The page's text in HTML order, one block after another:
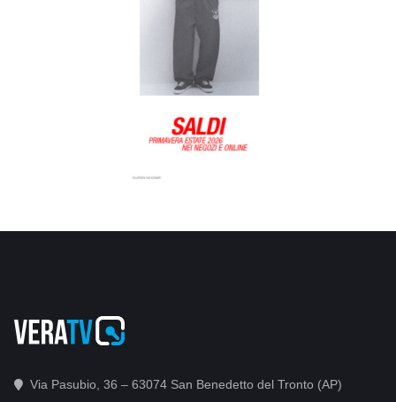
Via Pasubio, 36 – 63074 San Benedetto del Tronto (AP)